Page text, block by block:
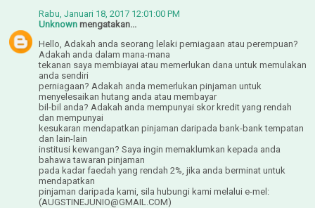
Rabu, Januari 18, 2017 12:01:00 PM
Unknown mengatakan...
Hello, Adakah anda seorang lelaki perniagaan atau perempuan?
Adakah anda dalam mana-mana
tekanan saya membiayai atau memerlukan dana untuk memulakan
anda sendiri
perniagaan? Adakah anda memerlukan pinjaman untuk
menyelesaikan hutang anda atau membayar
bil-bil anda? Adakah anda mempunyai skor kredit yang rendah
dan mempunyai
kesukaran mendapatkan pinjaman daripada bank-bank tempatan
dan lain-lain
institusi kewangan? Saya ingin memaklumkan kepada anda
bahawa tawaran pinjaman
pada kadar faedah yang rendah 2%, jika anda berminat untuk
mendapatkan
pinjaman daripada kami, sila hubungi kami melalui e-mel:
(AUGSTINEJUNIO@GMAIL.COM)